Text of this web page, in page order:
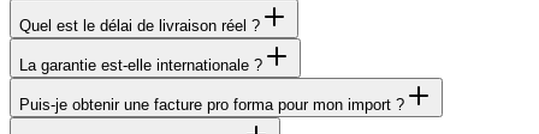
Quel est le délai de livraison réel ?
La garantie est-elle internationale ?
Puis-je obtenir une facture pro forma pour mon import ?